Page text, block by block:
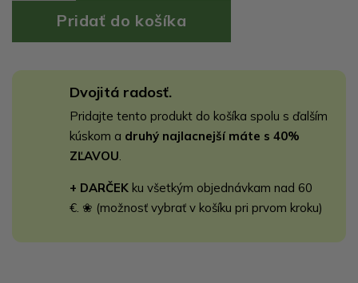
Dvojitá radosť.
Pridajte tento produkt do košíka spolu s ďalším
kúskom a druhý najlacnejší máte s 40%
ZĽAVOU
+ DARČEK ku všetkým objednávkam nad 60
€. ❀ (možnosť vybrať v košíku pri prvom kroku)